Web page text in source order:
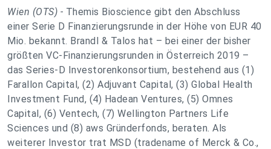
Wien (OTS) - Themis Bioscience gibt den Abschluss
einer Serie D Finanzierungsrunde in der Höhe von EUR 40
Mio. bekannt. Brandl & Talos hat – bei einer der bisher
größten VC-Finanzierungsrunden in Österreich 2019 –
das Series-D Investorenkonsortium, bestehend aus (1)
Farallon Capital, (2) Adjuvant Capital, (3) Global Health
Investment Fund, (4) Hadean Ventures, (5) Omnes
Capital, (6) Ventech, (7) Wellington Partners Life
Sciences und (8) aws Gründerfonds, beraten. Als
weiterer Investor trat MSD (tradename of Merck & Co.,